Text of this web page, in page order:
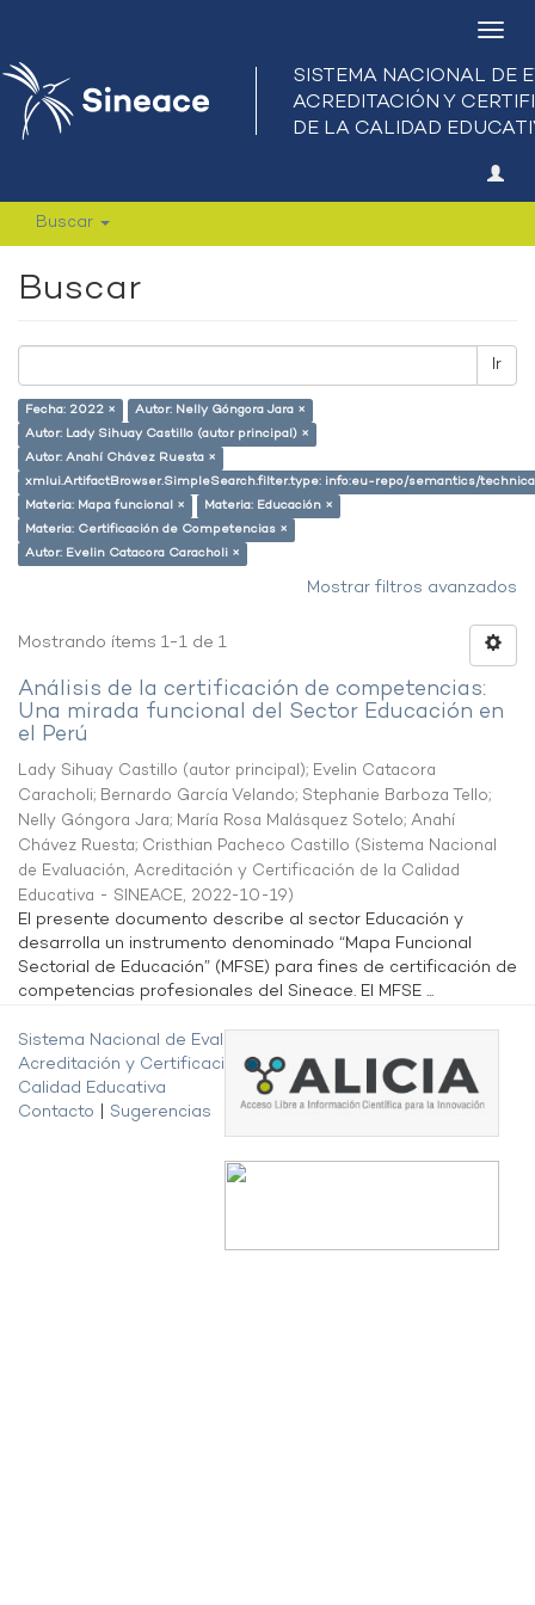
Buscar
Buscar
Ir
Fecha: 2022 ×
Autor: Nelly Góngora Jara ×
Autor: Lady Sihuay Castillo (autor principal) ×
Autor: Anahí Chávez Ruesta ×
xmlui.ArtifactBrowser.SimpleSearch.filter.type: info:eu-repo/semantics/
Materia: Mapa funcional ×
Materia: Educación ×
Materia: Certificación de Competencias ×
Autor: Evelin Catacora Caracholi ×
Mostrar filtros avanzados
Mostrando ítems 1-1 de 1
Análisis de la certificación de competencias:
Una mirada funcional del Sector Educación en
el Perú
Lady Sihuay Castillo (autor principal); Evelin Catacora
Caracholi; Bernardo García Velando; Stephanie Barboza Tello;
Nelly Góngora Jara; María Rosa Malásquez Sotelo; Anahí
Chávez Ruesta; Cristhian Pacheco Castillo (Sistema Nacional
de Evaluación, Acreditación y Certificación de la Calidad
Educativa - SINEACE, 2022-10-19)
El presente documento describe al sector Educación y
desarrolla un instrumento denominado “Mapa Funcional
Sectorial de Educación” (MFSE) para fines de certificación de
competencias profesionales del Sineace. El MFSE ...
Sistema Nacional de Evaluación,
Acreditación y Certificación de la
Calidad Educativa
Contacto
Sugerencias